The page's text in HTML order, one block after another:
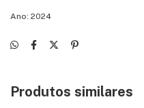
Ano: 2024
Produtos similares